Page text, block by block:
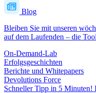
Blog
Bleiben Sie mit unseren
auf dem Laufenden – die
On-Demand-Lab
Erfolgsgeschichten
Berichte und Whitepapers
Devolutions Force
Schneller Tipp in 5 Minuten!